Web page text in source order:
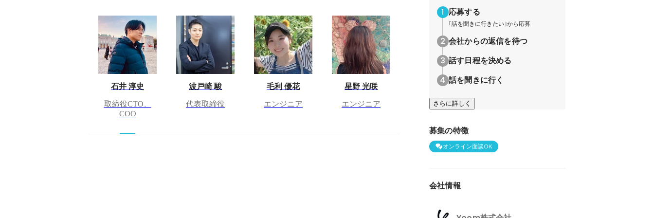
石井 淳史
取締役CTO、
COO
波戸崎 駿
代表取締役
毛利 優花
エンジニア
星野 光咲
エンジニア
応募する
｢話を聞きに行きたい｣から応募
会社からの返信を待つ
話す日程を決める
話を聞きに行く
さらに詳しく
募集の特徴
オンライン面談OK
会社情報